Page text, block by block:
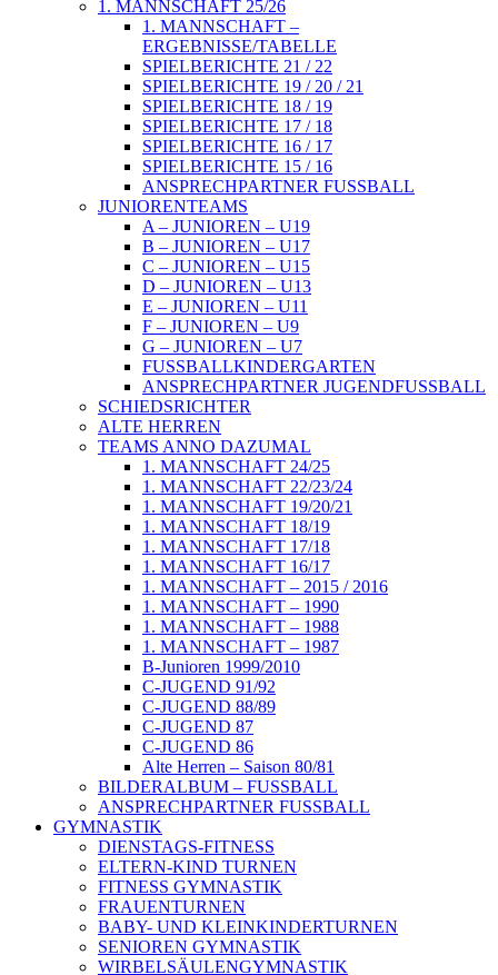
1. MANNSCHAFT 25/26
1. MANNSCHAFT –
ERGEBNISSE/TABELLE
SPIELBERICHTE 21 / 22
SPIELBERICHTE 19 / 20 / 21
SPIELBERICHTE 18 / 19
SPIELBERICHTE 17 / 18
SPIELBERICHTE 16 / 17
SPIELBERICHTE 15 / 16
ANSPRECHPARTNER FUSSBALL
JUNIORENTEAMS
A – JUNIOREN – U19
B – JUNIOREN – U17
C – JUNIOREN – U15
D – JUNIOREN – U13
E – JUNIOREN – U11
F – JUNIOREN – U9
G – JUNIOREN – U7
FUSSBALLKINDERGARTEN
ANSPRECHPARTNER JUGENDFUSSBALL
SCHIEDSRICHTER
ALTE HERREN
TEAMS ANNO DAZUMAL
1. MANNSCHAFT 24/25
1. MANNSCHAFT 22/23/24
1. MANNSCHAFT 19/20/21
1. MANNSCHAFT 18/19
1. MANNSCHAFT 17/18
1. MANNSCHAFT 16/17
1. MANNSCHAFT – 2015 / 2016
1. MANNSCHAFT – 1990
1. MANNSCHAFT – 1988
1. MANNSCHAFT – 1987
B-Junioren 1999/2010
C-JUGEND 91/92
C-JUGEND 88/89
C-JUGEND 87
C-JUGEND 86
Alte Herren – Saison 80/81
BILDERALBUM – FUSSBALL
ANSPRECHPARTNER FUSSBALL
GYMNASTIK
DIENSTAGS-FITNESS
ELTERN-KIND TURNEN
FITNESS GYMNASTIK
FRAUENTURNEN
BABY- UND KLEINKINDERTURNEN
SENIOREN GYMNASTIK
WIRBELSÄULENGYMNASTIK